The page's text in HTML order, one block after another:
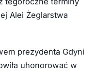
Alei Żeglarstwa
prezydenta Gdyni
uhonorować w